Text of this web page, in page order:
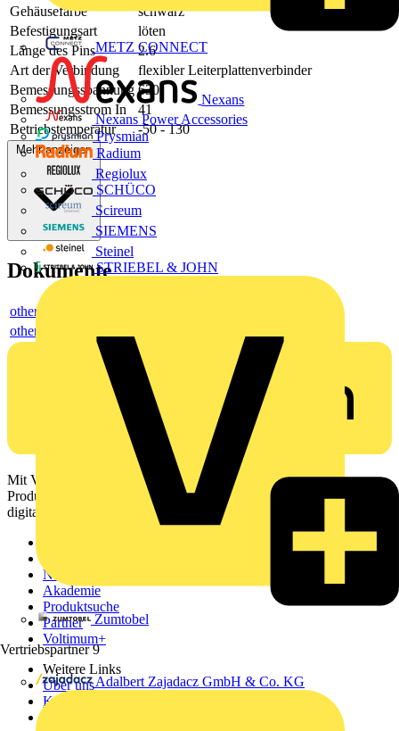
METZ CONNECT
Nexans
Nexans Power Accessories
Prysmian
Radium
Regiolux
SCHÜCO
Scireum
SIEMENS
Steinel
STRIEBEL & JOHN
Zumtobel
Vertriebspartner 9
Adalbert Zajadacz GmbH & Co. KG
Gehäusefarbe
schwarz
Befestigungsart
löten
Länge des Pins
2.6
Art der Verbindung
flexibler Leiterplattenverbinder
Bemessungsspannung 630
Bemessungsstrom In
41
Betriebstemperatur
-50 - 130
Mehr anzeigen
Dokumente
others
others
Mit Voltimum erhalten Elektrofachkräfte Zugang zu Branchennews,
Produktinformationen, Schulungen und Tools – alles auf einer
digitalen Plattform und Community.
News
Akademie
Produktsuche
Partner
Voltimum+
Weitere Links
Über uns
Kontakt